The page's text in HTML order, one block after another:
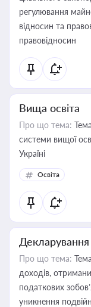
регулювання
відносин та
правовідносин
Вища освіта
Про що тема:
системи вищої
Україні
Освіта
Декларування
Про що тема:
доходів,
податкових
уникнення